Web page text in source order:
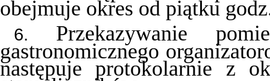
obejmuje okres od piątku
6. Przekazywanie
gastronomicznego
następuje protokolarnie z